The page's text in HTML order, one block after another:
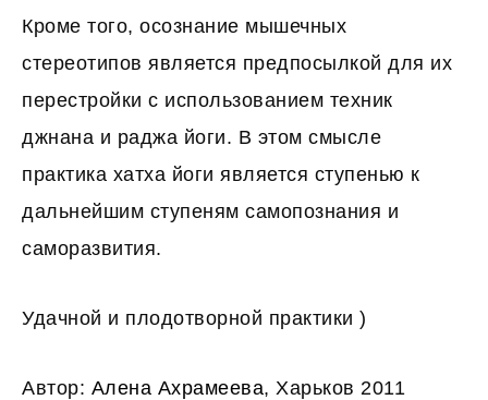
Кроме того, осознание мышечных
стереотипов является предпосылкой для их
перестройки с использованием техник
джнана и раджа йоги. В этом смысле
практика хатха йоги является ступенью к
дальнейшим ступеням самопознания и
саморазвития.
Удачной и плодотворной практики )
Автор: Алена Ахрамеева, Харьков 2011